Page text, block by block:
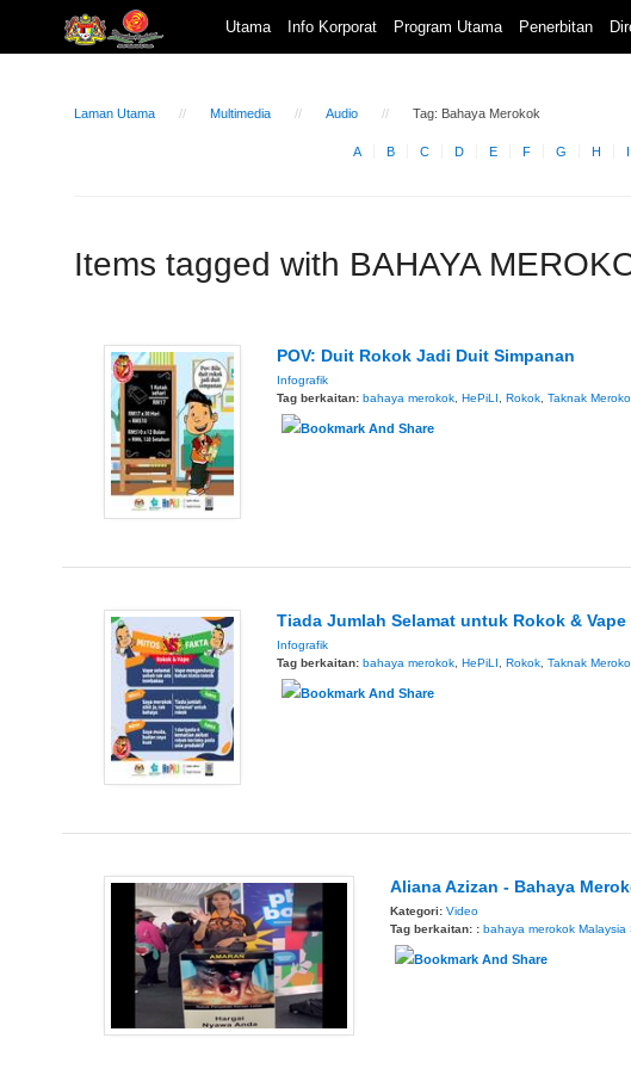
Utama Info Korporat Program Utama Penerbitan
Laman Utama Multimedia Audio Tag: Bahaya Merokok
A B C D E F G H I
Items tagged with BAHAYA
POV: Duit Rokok Jadi Duit Simpanan
Infografik
Tag berkaitan: bahaya merokok HePiLI Rokok Taknak
Tiada Jumlah Selamat untuk Rokok & Vape
Infografik
Tag berkaitan: bahaya merokok, HePiLI, Rokok, Taknak
Aliana Azizan - Bahaya
Kategori: Video
Tag berkaitan: : bahaya merokok Malaysia